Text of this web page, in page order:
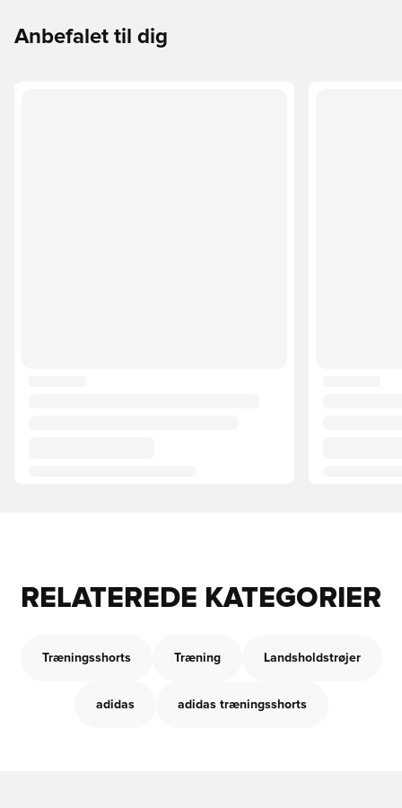
Anbefalet til dig
RELATEREDE KATEGORIER
Træningsshorts Træning Landsholdstrøjer
adidas adidas træningsshorts